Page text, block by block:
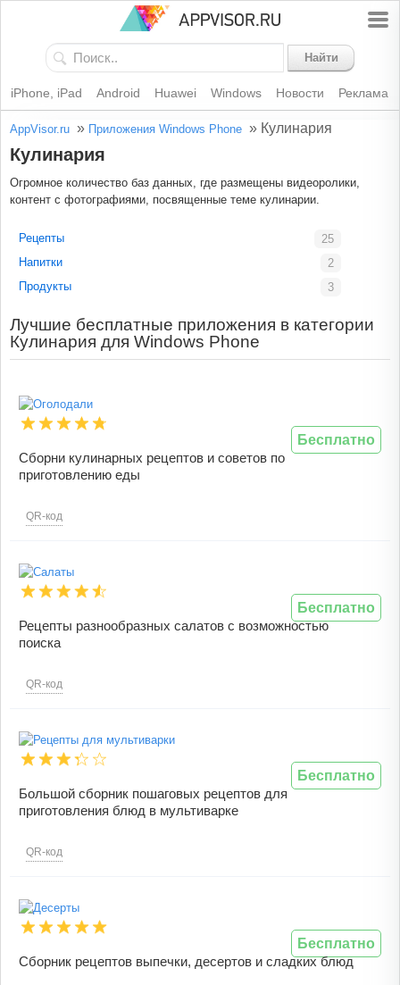
Найти
iPhone, iPad Android Huawei Windows Новости Реклама
AppVisor.ru » Приложения Windows Phone » Кулинария
Кулинария
Огромное количество баз данных, где размещены видеоролики,
контент с фотографиями, посвященные теме кулинарии.
Рецепты
25
Напитки
2
Продукты
3
Лучшие бесплатные приложения в категории
Кулинария для Windows Phone
Сборни кулинарных рецептов и советов по
приготовлению еды
QR-код
Бесплатно
Рецепты разнообразных салатов с возможностью
поиска
QR-код
Бесплатно
Большой сборник пошаговых рецептов для
приготовления блюд в мультиварке
QR-код
Бесплатно
Сборник рецептов выпечки, десертов и сладких блюд
Бесплатно